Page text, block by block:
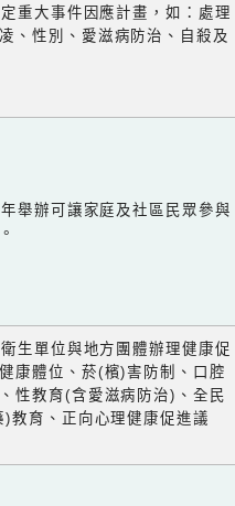
重大事件因應計畫，如：處理
、性別、愛滋病防治、自殺及
舉辦可讓家庭及社區民眾參與
生單位與地方團體辦理健康促
康體位、菸(檳)害防制、口腔
性教育(含愛滋病防治)、全民
教育、正向心理健康促進議